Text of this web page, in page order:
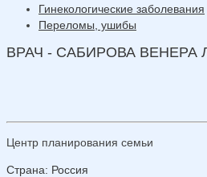
Гинекологические заболевания
Переломы, ушибы
ВРАЧ - САБИРОВА ВЕНЕРА
Центр планирования семьи
Страна: Россия